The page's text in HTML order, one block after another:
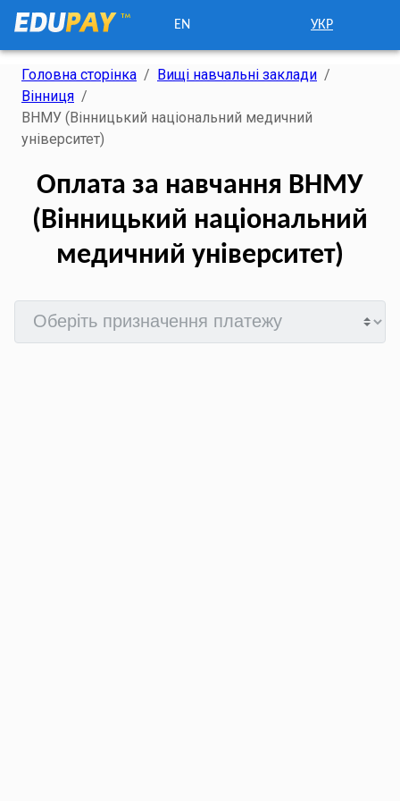
EN УКР
Головна сторінка / Вищі навчальні заклади /
Вінниця /
ВНМУ (Вінницький національний медичний
університет)
Оплата за навчання ВНМУ
(Вінницький національний
медичний університет)